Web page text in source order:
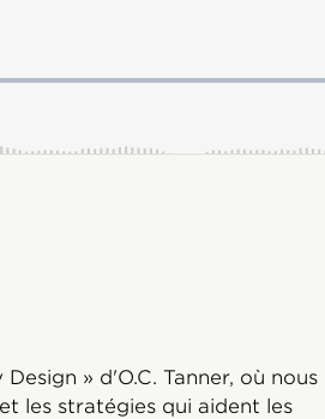
» d'O.C. Tanner, où nous
les stratégies qui aident les